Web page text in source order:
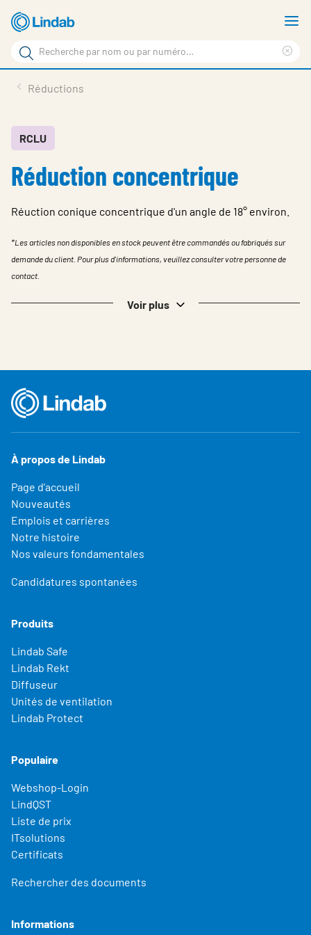
Aller
au
contenu
principal
Rechercher
Rechercher
sur
site
En vedette
À propos de Lindab
Identification
Réductions
RCLU
Réduction concentrique
Réuction conique concentrique d'un angle de 18° environ.
*Les articles non disponibles en stock peuvent être commandés ou fabriqués sur
demande du client. Pour plus d'informations, veuillez consulter votre personne de
contact.
Voir plus
À propos de Lindab
Page d'accueil
Nouveautés
Emplois et carrières
Notre histoire
Nos valeurs fondamentales
Candidatures spontanées
Produits
Lindab Safe
Lindab Rekt
Diffuseur
Unités de ventilation
Lindab Protect
Populaire
Webshop-Login
LindQST
Liste de prix
ITsolutions
Certificats
Rechercher des documents
Informations